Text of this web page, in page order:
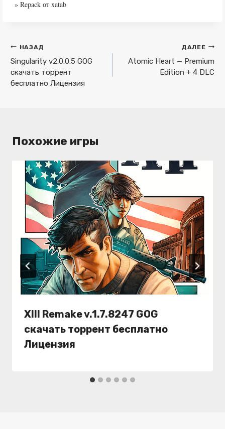
» Repack от xatab
Навигация
по
записям
НАЗАД
Singularity v2.0.0.5 GOG
скачать торрент
бесплатно Лицензия
ДАЛЕЕ
Atomic Heart — Premium
Edition + 4 DLC
Похожие игры
XIII Remake v.1.7.8247 GOG
скачать торрент бесплатно
Лицензия